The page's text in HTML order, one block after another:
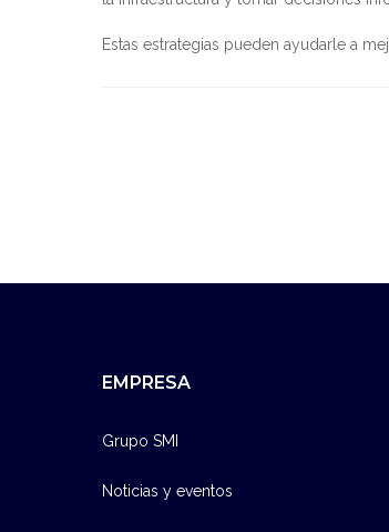
Estas estrategias pueden ayudarle a
EMPRESA
Grupo SMI
Noticias y eventos